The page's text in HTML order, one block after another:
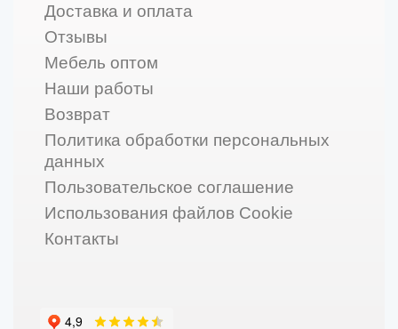
Доставка и оплата
Отзывы
Мебель оптом
Наши работы
Возврат
Политика обработки персональных
данных
Пользовательское соглашение
Использования файлов Cookie
Контакты